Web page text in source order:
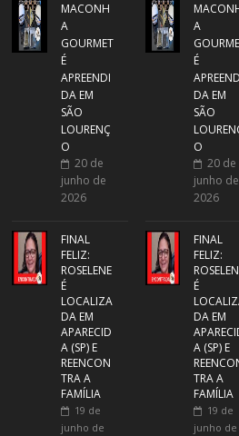
MACONH
A
GOURMET
É
APREENDI
DA EM
SÃO
LOURENÇ
O
20 de
junho de
2026
FINAL
FELIZ:
ROSELENE
É
LOCALIZA
DA EM
APARECID
A (SP) E
REENCON
TRA A
FAMÍLIA
19 de
junho de
A
É
DA EM
SÃO
O
20 de
junho de
2026
FINAL
FELIZ:
É
DA EM
A (SP) E
TRA A
FAMÍLIA
19 de
junho de